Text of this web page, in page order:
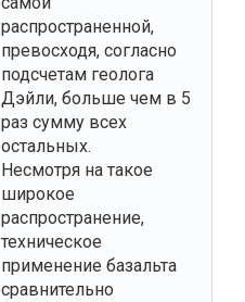
распространенной,
превосходя, согласно
подсчетам геолога
Дэйли, больше чем в 5
раз сумму всех
остальных.
Несмотря на такое
широкое
распространение,
техническое
применение базальта
сравнительно